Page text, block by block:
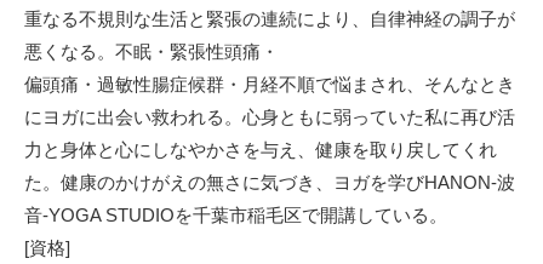
重なる不規則な生活と緊張の連続により、自律神経の調子が
悪くなる。不眠・緊張性頭痛・
偏頭痛・過敏性腸症候群・月経不順で悩まされ、そんなとき
にヨガに出会い救われる。心身ともに弱っていた私に再び活
力と身体と心にしなやかさを与え、健康を取り戻してくれ
た。健康のかけがえの無さに気づき、ヨガを学びHANON-波
音-YOGA STUDIOを千葉市稲毛区で開講している。
[資格]